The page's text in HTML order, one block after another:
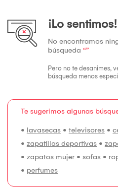
¡Lo sentimos!
No encontramos
búsqueda “”
Pero no te desanimes,
búsqueda menos
Te sugerimos algunas
• lavasecas • televisores •
• zapatillas deportivas •
• zapatos mujer • sofas •
• perfumes